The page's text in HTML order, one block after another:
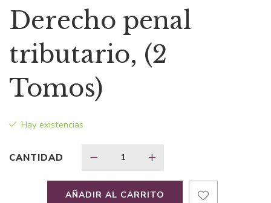
precio
original
era:
$113,69.
precio
actual
es:
Derecho penal
tributario, (2
Tomos)
Hay existencias
CANTIDAD
AÑADIR AL CARRITO